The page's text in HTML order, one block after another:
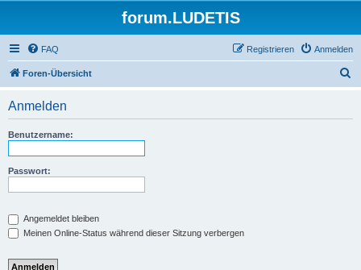
forum.LUDETIS
FAQ Anmelden
Registrieren
Foren-Übersicht
Anmelden
Benutzername:
Passwort:
Angemeldet bleiben
Meinen Online-Status während dieser Sitzung verbergen